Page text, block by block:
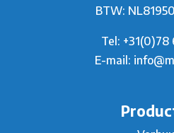
BTW:
Tel: +31(0)78
E-mail: